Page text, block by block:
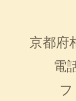
京都府
電